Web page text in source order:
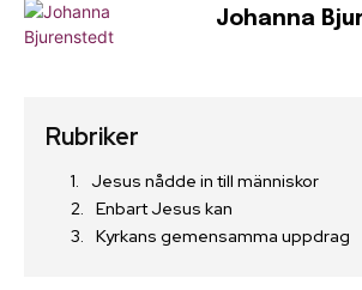
Johanna
Rubriker
Jesus nådde in till människor
Enbart Jesus kan
Kyrkans gemensamma uppdrag